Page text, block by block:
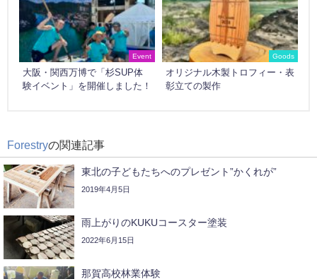
Event
大阪・関西万博で「杉SUP体
験イベント」を開催しました！
Goods
オリジナル木製トロフィー・表
彰立ての製作
Forestryの関連記事
東北の子どもたちへのプレゼント”かくれが”
2019年4月5日
雨上がりのKUKUコースター塗装
2022年6月15日
那賀高校林業体験